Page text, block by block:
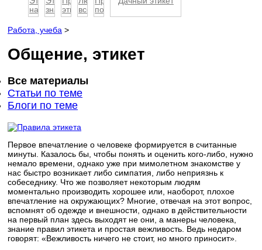
на
рабочем
месте
знакомства
этикета
сотовой
связи
все
стерпит?
по
этикету
Работа, учеба >
Общение, этикет
Все материалы
Статьи по теме
Блоги по теме
Первое впечатление о человеке формируется в считанные
минуты. Казалось бы, чтобы понять и оценить кого-либо, нужно
немало времени, однако уже при мимолетном знакомстве у
нас быстро возникает либо симпатия, либо неприязнь к
собеседнику. Что же позволяет некоторым людям
моментально производить хорошее или, наоборот, плохое
впечатление на окружающих? Многие, отвечая на этот вопрос,
вспомнят об одежде и внешности, однако в действительности
на первый план здесь выходят не они, а манеры человека,
знание правил этикета и простая вежливость. Ведь недаром
говорят: «Вежливость ничего не стоит, но много приносит».